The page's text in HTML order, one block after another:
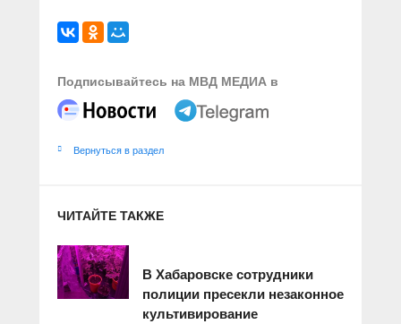
Подписывайтесь на МВД МЕДИА в
Вернуться в раздел
ЧИТАЙТЕ ТАКЖЕ
В Хабаровске сотрудники
полиции пресекли незаконное
культивирование